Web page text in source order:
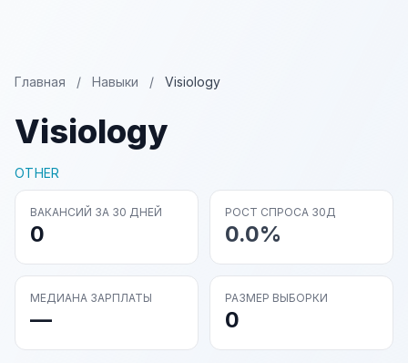
Главная / Навыки / Visiology
Visiology
OTHER
ВАКАНСИЙ ЗА 30 ДНЕЙ
0
РОСТ СПРОСА 30Д
0.0%
МЕДИАНА ЗАРПЛАТЫ
—
РАЗМЕР ВЫБОРКИ
0